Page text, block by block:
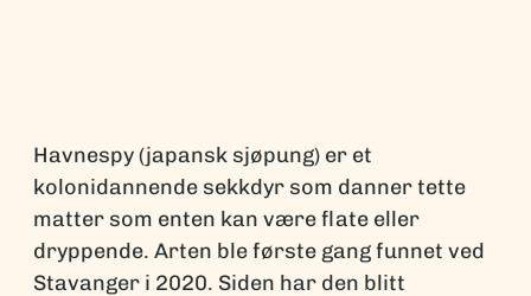
Havnespy (japansk sjøpung) er et
kolonidannende sekkdyr som danner tette
matter som enten kan være flate eller
dryppende. Arten ble første gang funnet ved
Stavanger i 2020. Siden har den blitt